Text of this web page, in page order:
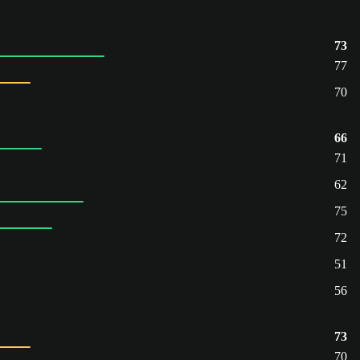
73
77
70
66
71
62
75
72
51
56
73
70